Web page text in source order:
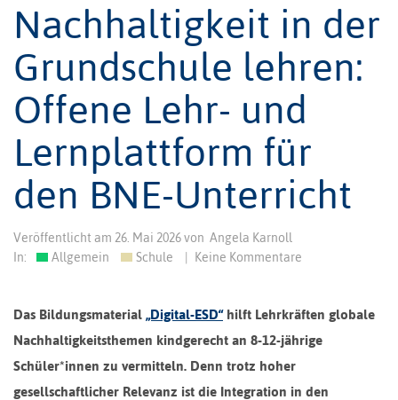
Nachhaltigkeit in der
Grundschule lehren:
Offene Lehr- und
Lernplattform für
den BNE-Unterricht
Veröffentlicht am 26. Mai 2026von Angela Karnoll
In:
Allgemein Schule Keine Kommentare
Das Bildungsmaterial „Digital-ESD“hilft Lehrkräften globale
Nachhaltigkeitsthemen kindgerecht an 8-12-jährige
Schüler*innen zu vermitteln. Denn trotz hoher
gesellschaftlicher Relevanz ist die Integration in den